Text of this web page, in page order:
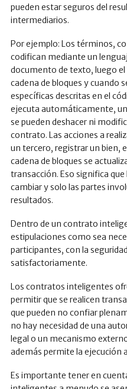
pueden estar seguros del
intermediarios.
Por ejemplo: Los términos,
codifican mediante un
documento de texto, luego
cadena de bloques y cuando
específicas descritas en el
ejecuta automáticamente,
se pueden deshacer ni
contrato. Las acciones a
un tercero, registrar un bien,
cadena de bloques se
transacción. Eso significa
cambiar y solo las partes
resultados.
Dentro de un contrato
estipulaciones como sea
participantes, con la
satisfactoriamente.
Los contratos inteligentes
permitir que se realicen
que pueden no confiar
no hay necesidad de una
legal o un mecanismo
además permite la ejecución
Es importante tener en